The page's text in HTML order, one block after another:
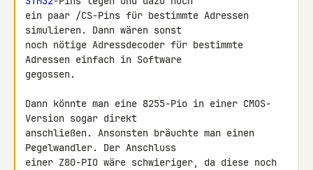
ein paar /CS-Pins für bestimmte Adressen
simulieren. Dann wären sonst
noch nötige Adressdecoder für bestimmte
Adressen einfach in Software
gegossen.
Dann könnte man eine 8255-Pio in einer CMOS-
Version sogar direkt
anschließen. Ansonsten bräuchte man einen
Pegelwandler. Der Anschluss
einer Z80-PIO wäre schwieriger, da diese noch